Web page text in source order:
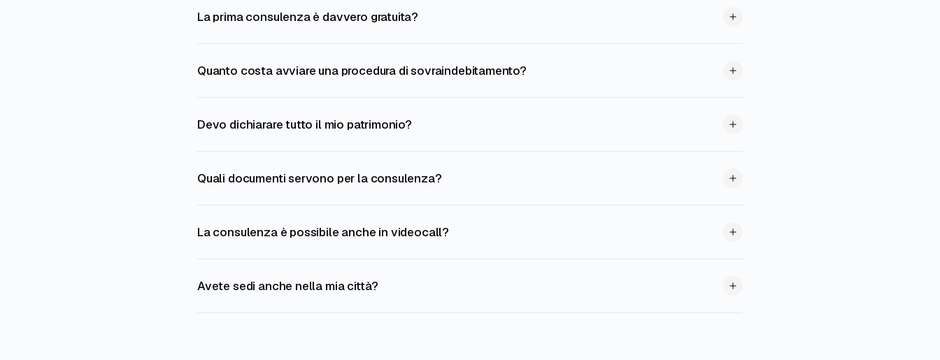
La prima consulenza è davvero gratuita?
Quanto costa avviare una procedura di sovraindebitamento?
Devo dichiarare tutto il mio patrimonio?
Quali documenti servono per la consulenza?
La consulenza è possibile anche in videocall?
Avete sedi anche nella mia città?